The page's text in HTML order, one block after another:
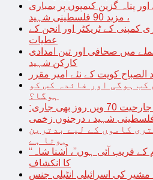
پناہ گزین کیمپوں پر بمباری
، مزید 90 فلسطینی شہید
کمپنی کے ٹریکٹر اور انجن کے
عطیات
میں صحافی اور تین امدادی
کارکن شہید
کویت کے نئے امیر مقرر
کب ہوگی اور فائدہ کس کو
ہوگا؟
غزہ پر اسرائیلی جارحیت 70 ویں روز بھی جاری:
کاموں کے لیے بدترین
ہوتا ہے
“غزہ کے حالات دیکھ کر اسلام کے قریب آئی ہوں”، اُشنا شاہ
کا انکشاف
کی اسرائیلی انٹیلی جنس